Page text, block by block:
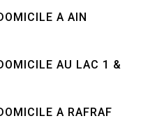
A AIN
AU LAC 1 &
A RAFRAF